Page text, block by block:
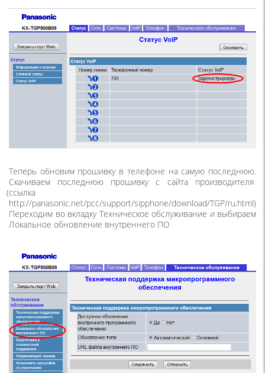
Теперь обновим прошивку в телефоне на самую последнюю.
Скачиваем последнюю прошивку с сайта производителя
(ссылка
http://panasonic.net/pcc/support/sipphone/download/TGP/ru.html)
Переходим во вкладку Техническое обслуживание и выбираем
Локальное обновление внутреннего ПО